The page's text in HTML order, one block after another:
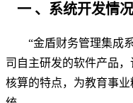
一 、 系统开发情
“金盾财务管理集成
司自主研发的软件产品
核算的特点，为教育事